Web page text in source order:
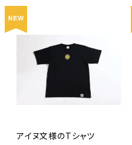
アイヌ文様のTシャツ